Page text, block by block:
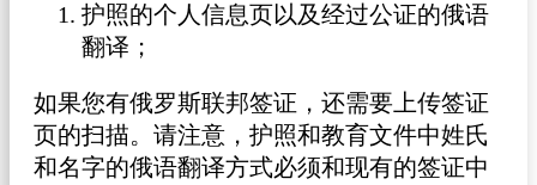
护照的个人信息页以及经过公证的俄语
翻译；
如果您有俄罗斯联邦签证，还需要上传签证
页的扫描。请注意，护照和教育文件中姓氏
和名字的俄语翻译方式必须和现有的签证中